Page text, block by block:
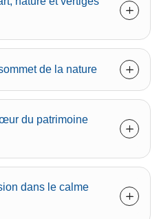
de la nature
du patrimoine
dans le calme